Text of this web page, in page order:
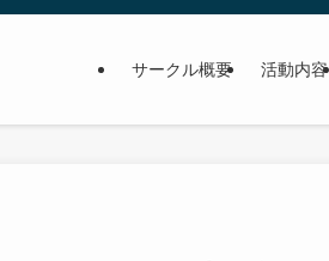
サークル概要 活動内容